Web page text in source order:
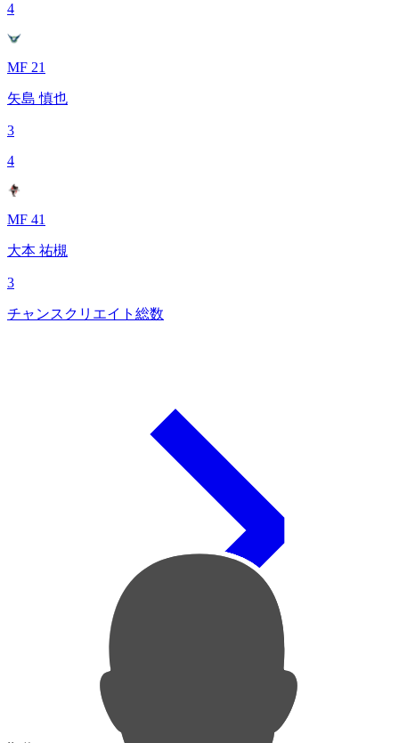
4
MF 21
矢島 慎也
3
4
MF 41
大本 祐槻
3
チャンスクリエイト総数